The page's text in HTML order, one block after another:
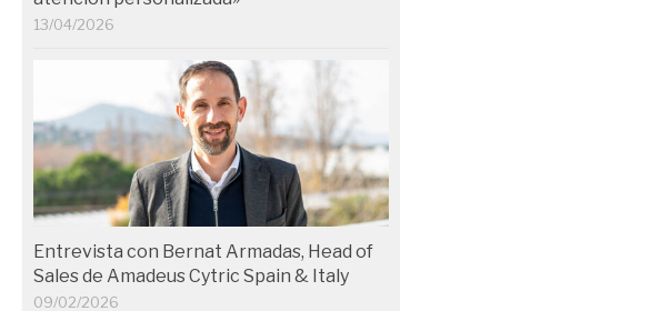
13/04/2026
Entrevista con Bernat Armadas, Head of
Sales de Amadeus Cytric Spain & Italy
09/02/2026